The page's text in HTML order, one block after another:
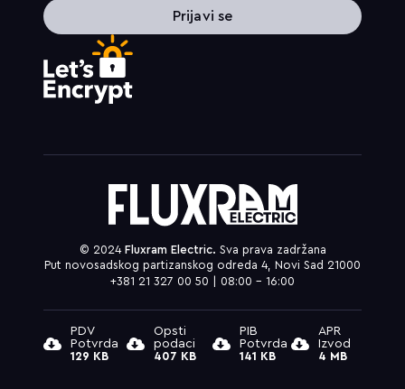
Prijavi se
© 2024 Fluxram Electric. Sva prava zadržana
Put novosadskog partizanskog odreda 4, Novi Sad 21000
+381 21 327 00 50 | 08:00 – 16:00
PDV
Potvrda
129 KB
Opsti
podaci
407 KB
PIB
Potvrda
141 KB
APR
Izvod
4 MB